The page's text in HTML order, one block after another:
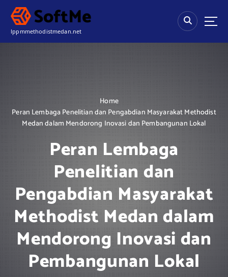
lppmmethodistmedan.net
Home
Peran Lembaga Penelitian dan Pengabdian Masyarakat Methodist
Medan dalam Mendorong Inovasi dan Pembangunan Lokal
Peran Lembaga
Penelitian dan
Pengabdian Masyarakat
Methodist Medan dalam
Mendorong Inovasi dan
Pembangunan Lokal